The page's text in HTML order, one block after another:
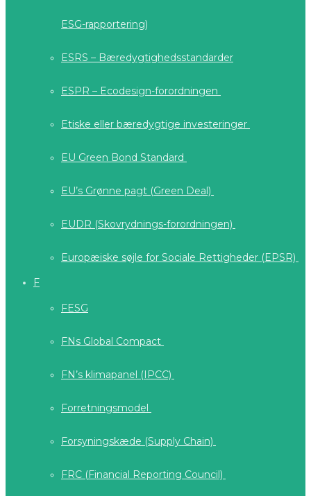
ESG-rapportering)
ESRS – Bæredygtighedsstandarder
ESPR – Ecodesign-forordningen
Etiske eller bæredygtige investeringer
EU Green Bond Standard
EU’s Grønne pagt (Green Deal)
EUDR (Skovrydnings-forordningen)
Europæiske søjle for Sociale Rettigheder (EPSR)
F
FESG
FNs Global Compact
FN’s klimapanel (IPCC)
Forretningsmodel
Forsyningskæde (Supply Chain)
FRC (Financial Reporting Council)